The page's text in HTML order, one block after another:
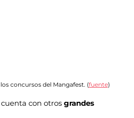
concursos del Mangafest. (fuente)
con otros grandes